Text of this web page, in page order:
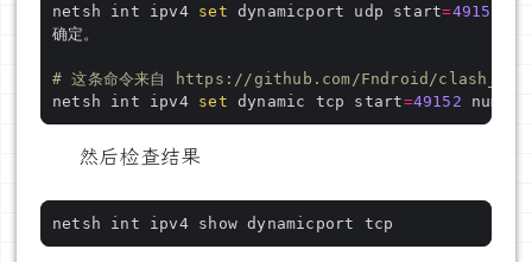
netsh int ipv4 set dynamicport udp start=49152
# 这条命令来自 https://github.com/Fndroid/
netsh int ipv4 set dynamic tcp start=49152 num
然后检查结果